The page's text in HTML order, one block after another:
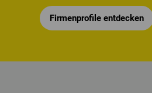
Firmenprofile entdecken